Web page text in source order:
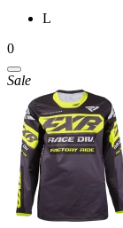
L
0
Sale